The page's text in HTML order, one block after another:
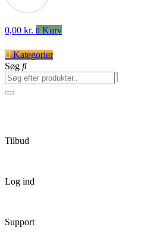
0,00 kr. 0 Kurv
Kategorier
Søg
Tilbud
Log ind
Support